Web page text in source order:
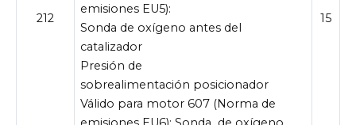
212
emisiones EU5):
Sonda de oxígeno antes del
catalizador
Presión de
sobrealimentación posicionador
Válido para motor 607 (Norma de
15